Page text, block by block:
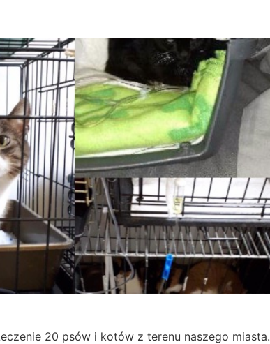
20 psów i kotów z terenu naszego miasta.